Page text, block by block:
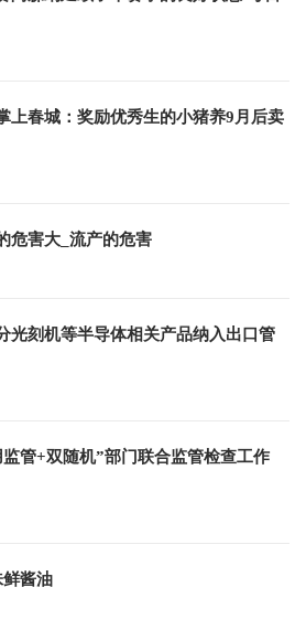
上春城：奖励优秀生的小猪养9月后卖
危害大_流产的危害
光刻机等半导体相关产品纳入出口管
管+双随机”部门联合监管检查工作
酱油